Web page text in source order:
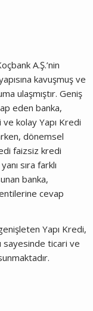
A.Ş.’nin
kavuşmuş ve
ulaşmıştır. Geniş
eden banka,
kolay Yapı Kredi
dönemsel
faizsiz kredi
sıra farklı
banka,
cevap
Yapı Kredi,
sayesinde ticari ve